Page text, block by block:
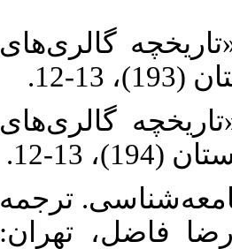
(1389ب). «تاریخچه گالری‌های
داریوش. (1389ج). «تاریخچه گالری‌های
مبانی‌ جامعه‌شناسی. ترجمه
فاضل، تهران: